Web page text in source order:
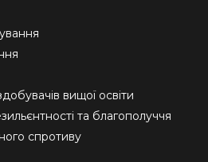
вищої освіти
та благополуччя
спротиву